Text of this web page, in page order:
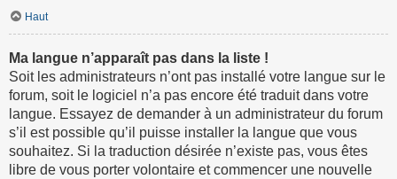
Haut
Ma langue n’apparaît pas dans la liste !
Soit les administrateurs n’ont pas installé votre langue sur le
forum, soit le logiciel n’a pas encore été traduit dans votre
langue. Essayez de demander à un administrateur du forum
s’il est possible qu’il puisse installer la langue que vous
souhaitez. Si la traduction désirée n’existe pas, vous êtes
libre de vous porter volontaire et commencer une nouvelle